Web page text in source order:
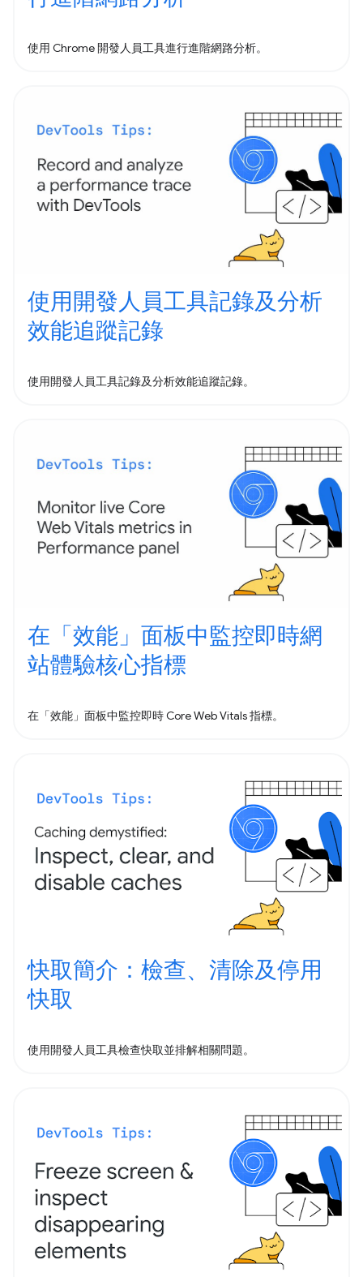
使用 Chrome 開發人員工具進行進階網路分析。
使用開發人員工具記錄及分析
效能追蹤記錄
使用開發人員工具記錄及分析效能追蹤記錄。
在「效能」面板中監控即時網
站體驗核心指標
在「效能」面板中監控即時 Core Web Vitals 指標。
快取簡介：檢查、清除及停用
快取
使用開發人員工具檢查快取並排解相關問題。